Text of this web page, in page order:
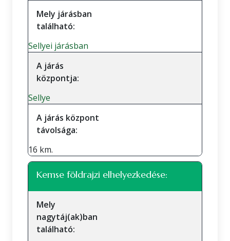
Mely járásban
található:
Sellyei járásban
A járás
központja:
Sellye
A járás központ
távolsága:
16 km.
Kemse földrajzi elhelyezkedése:
Mely
nagytáj(ak)ban
található: